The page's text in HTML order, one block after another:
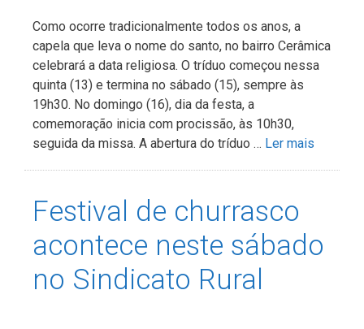
Como ocorre tradicionalmente todos os anos, a
capela que leva o nome do santo, no bairro Cerâmica
celebrará a data religiosa. O tríduo começou nessa
quinta (13) e termina no sábado (15), sempre às
19h30. No domingo (16), dia da festa, a
comemoração inicia com procissão, às 10h30,
seguida da missa. A abertura do tríduo … Ler mais
Festival de churrasco
acontece neste sábado
no Sindicato Rural